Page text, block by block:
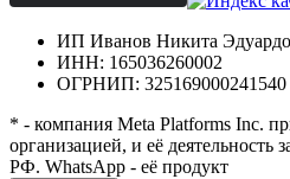
ИП Иванов Никита
ИНН: 165036260002
ОГРНИП: 325169000241540
* - компания Meta Platforms Inc.
организацией, и её деятельность
РФ. WhatsApp - её продукт